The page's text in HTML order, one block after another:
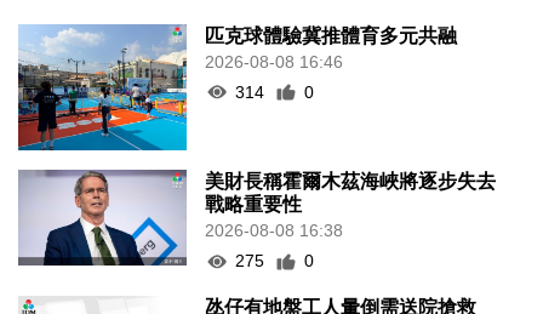
匹克球體驗冀推體育多元共融
2026-08-08 16:46
314
0
美財長稱霍爾木茲海峽將逐步失去
戰略重要性
2026-08-08 16:38
275
0
氹仔有地盤工人暈倒需送院搶救